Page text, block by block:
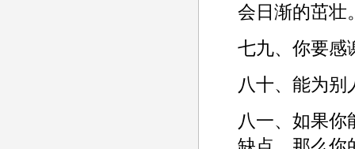
会日渐的茁壮
七九、你要感
八十、能为别
八一、如果你